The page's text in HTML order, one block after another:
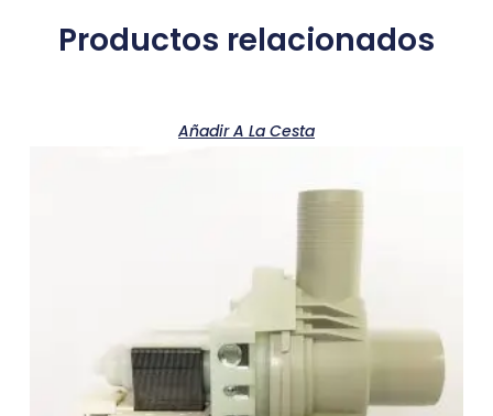
Productos relacionados
Añadir A La Cesta